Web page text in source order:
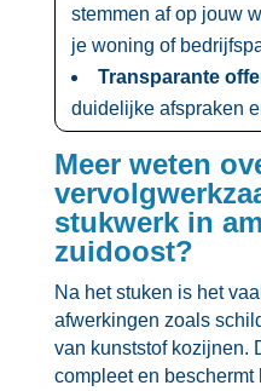
stemmen af op jouw
je woning of
Transparante
duidelijke afspraken
Meer weten
stukwerk in
zuidoost?
Na het stuken is het
afwerkingen zoals
van kunststof kozijnen.​
compleet en beschermt